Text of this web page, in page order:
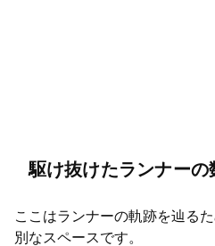
駆け抜けたランナー
ここはランナーの軌跡を辿る
別なスペースです。